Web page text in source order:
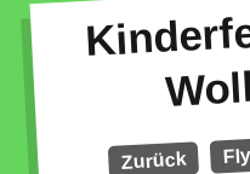
Zurück